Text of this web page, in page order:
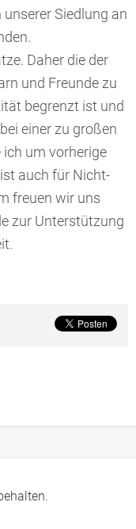
Siedlung an
Daher die der
und Freunde zu
begrenzt ist und
einer zu großen
ich um vorherige
auch für Nicht-
freuen wir uns
zur Unterstützung